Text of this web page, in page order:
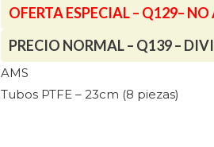
OFERTA ESPECIAL – Q129–
PRECIO NORMAL – Q139 –
AMS
Tubos PTFE – 23cm (8 piezas)